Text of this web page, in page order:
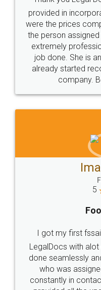
નોલેજ સેન્ટર - પૃષ્ઠ 1
Read More
Get Free
Invoice
App
Download
Play